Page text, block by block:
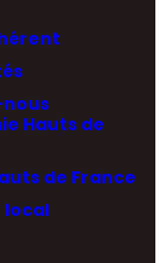
Hauts de
de France
local